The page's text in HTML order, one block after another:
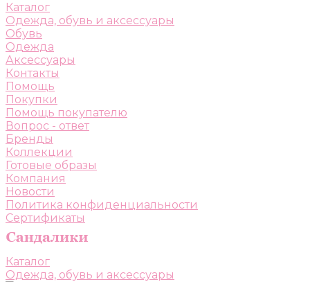
Каталог
Одежда, обувь и аксессуары
Обувь
Одежда
Аксессуары
Контакты
Помощь
Покупки
Помощь покупателю
Вопрос - ответ
Бренды
Коллекции
Готовые образы
Компания
Новости
Политика конфиденциальности
Сертификаты
Каталог
Одежда, обувь и аксессуары